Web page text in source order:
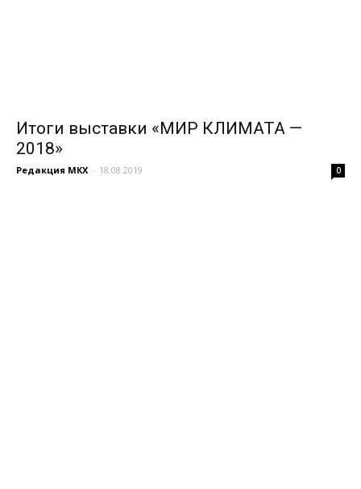
Итоги выставки «МИР КЛИМАТА —
2018»
Редакция МКХ - 18.08.2019 0